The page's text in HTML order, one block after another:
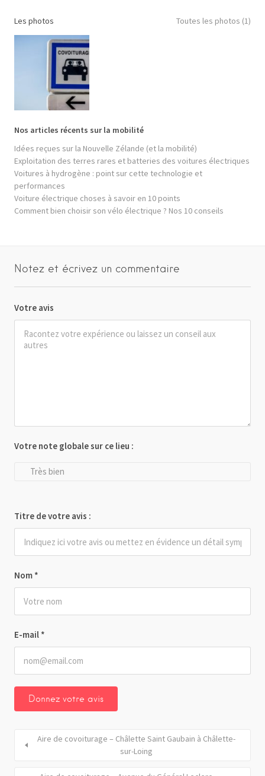
Les photos Toutes les photos (1)
Nos articles récents sur la mobilité
Idées reçues sur la Nouvelle Zélande (et la mobilité)
Exploitation des terres rares et batteries des voitures électriques
Voitures à hydrogène : point sur cette technologie et
performances
Voiture électrique choses à savoir en 10 points
Comment bien choisir son vélo électrique ? Nos 10 conseils
Notez et écrivez un commentaire
Votre avis
Nom *
E-mail *
Votre note globale sur ce lieu :
Très bien
Titre de votre avis :
Aire de covoiturage – Châlette Saint Gaubain à Châlette-
sur-Loing